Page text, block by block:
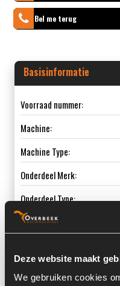
Deze website maakt
We gebruiken cookies
Bel me terug
Basisinformatie
Voorraad nummer:
Machine:
Machine Type:
Onderdeel Merk:
Onderdeel Type:
Informatie